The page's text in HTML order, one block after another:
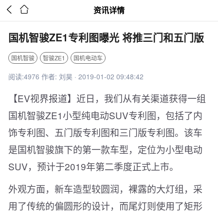
  资讯详情
国机智骏ZE1专利图曝光 将推三门和五门版
国机智骏 智骏ZE1 国机电动车
阅读:4976 作者: 刘昊 · 2019-01-02 09:48:42
【EV视界报道】近日，我们从有关渠道获得一组
国机智骏ZE1小型纯电动SUV专利图，包括了内
饰专利图、五门版专利图和三门版专利图。该车
是国机智骏旗下的第一款车型，定位为小型电动
SUV，预计于2019年第二季度正式上市。
外观方面，新车造型较圆润，裸露的大灯组，采
用了传统的偏圆形的设计，而尾灯则使用了矩形